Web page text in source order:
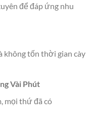
để đáp ứng nhu
không tốn thời gian cày
Vài Phút
mọi thứ đã có